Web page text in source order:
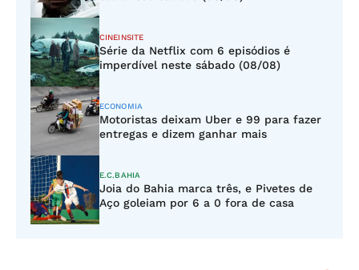
CINEINSITE
Série da Netflix com 6 episódios é
imperdível neste sábado (08/08)
ECONOMIA
Motoristas deixam Uber e 99 para fazer
entregas e dizem ganhar mais
E.C.BAHIA
Joia do Bahia marca três, e Pivetes de
Aço goleiam por 6 a 0 fora de casa